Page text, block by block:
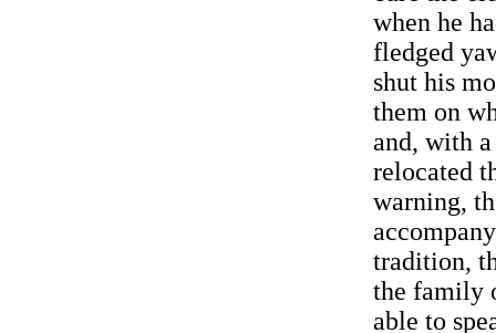
when he
fledged
shut his
them on
and, with
relocated
warning,
tradition,
the family
able to